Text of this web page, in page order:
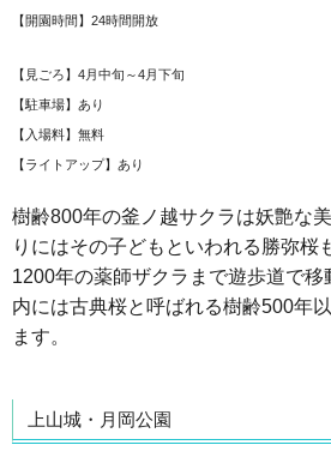
【開園時間】24時間開放
【見ごろ】4月中旬～4月下旬
【駐車場】あり
【入場料】無料
【ライトアップ】あり
樹齢800年の釜ノ越サクラは妖艶な
りにはその子どもといわれる勝弥桜
1200年の薬師ザクラまで遊歩道で
内には古典桜と呼ばれる樹齢500年
ます。
上山城・月岡公園